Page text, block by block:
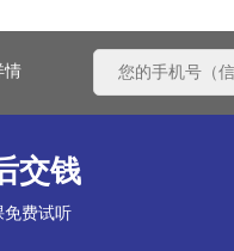
情
交钱
免费试听